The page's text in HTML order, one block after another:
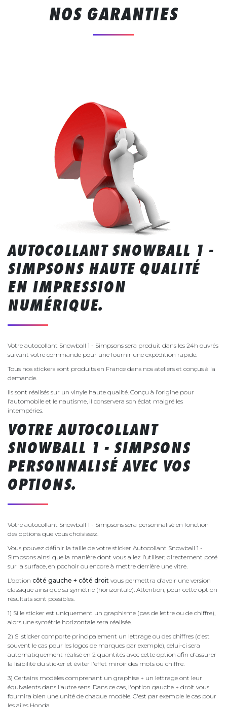
NOS GARANTIES
AUTOCOLLANT SNOWBALL 1 -
SIMPSONS HAUTE QUALITÉ
EN IMPRESSION
NUMÉRIQUE.
Votre autocollant Snowball 1 - Simpsons sera produit dans les 24h ouvrés
suivant votre commande pour une fournir une expédition rapide.
Tous nos stickers sont produits en France dans nos ateliers et conçus à la
demande.
Ils sont réalisés sur un vinyle haute qualité. Conçu à l’origine pour
l’automobile et le nautisme, il conservera son éclat malgré les
intempéries.
VOTRE AUTOCOLLANT
SNOWBALL 1 - SIMPSONS
PERSONNALISÉ AVEC VOS
OPTIONS.
Votre autocollant Snowball 1 - Simpsons sera personnalisé en fonction
des options que vous choisissez.
Vous pouvez définir la taille de votre sticker Autocollant Snowball 1 -
Simpsons ainsi que la manière dont vous allez l’utiliser; directement posé
sur la surface, en pochoir ou encore à mettre derrière une vitre.
L’option côté gauche + côté droit vous permettra d’avoir une version
classique ainsi que sa symétrie (horizontale). Attention, pour cette option
résultats sont possibles.
1) Si le sticker est uniquement un graphisme (pas de lettre ou de chiffre),
alors une symétrie horizontale sera réalisée.
2) Si sticker comporte principalement un lettrage ou des chiffres (c'est
souvent le cas pour les logos de marques par exemple), celui-ci sera
automatiquement réalisé en 2 quantités avec cette option afin d'assurer
la lisibilité du sticker et éviter l'effet miroir des mots ou chiffre.
3) Certains modèles comprenant un graphise + un lettrage ont leur
équivalents dans l'autre sens. Dans ce cas, l'option gauche + droit vous
fournira bien une unité de chaque modèle. C'est par exemple le cas pour
les ailes Honda.